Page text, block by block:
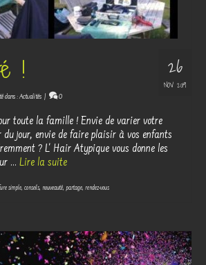
26
NOV 2019
!
dans :Actualités | 0
toute la famille ! Envie de varier votre
du jour, envie de faire plaisir à vos enfants
? L' Hair Atypique vous donne les
… Lire la suite
simple, conseils, nouveauté, partage, rendez-vous